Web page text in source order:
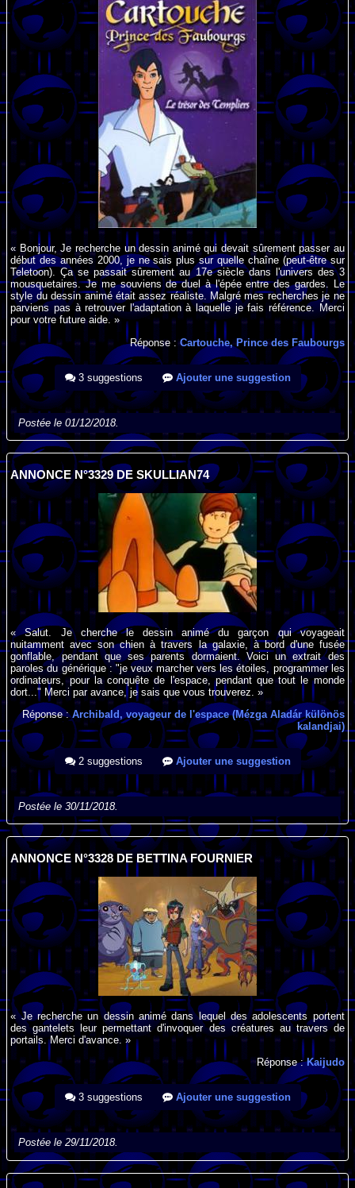
« Bonjour, Je recherche un dessin animé qui devait sûrement passer au
début des années 2000, je ne sais plus sur quelle chaîne (peut-être sur
Teletoon). Ça se passait sûrement au 17e siècle dans l'univers des 3
mousquetaires. Je me souviens de duel à l'épée entre des gardes. Le
style du dessin animé était assez réaliste. Malgré mes recherches je ne
parviens pas à retrouver l'adaptation à laquelle je fais référence. Merci
pour votre future aide. »
Réponse :Cartouche, Prince des Faubourgs
3 suggestions Ajouter une suggestion
Postée le 01/12/2018.
ANNONCE N°3329 DE SKULLIAN74
« Salut. Je cherche le dessin animé du garçon qui voyageait
nuitamment avec son chien à travers la galaxie, à bord d'une fusée
gonflable, pendant que ses parents dormaient. Voici un extrait des
paroles du générique : "je veux marcher vers les étoiles, programmer les
ordinateurs, pour la conquête de l'espace, pendant que tout le monde
dort..." Merci par avance, je sais que vous trouverez. »
Réponse :Archibald, voyageur de l'espace (Mézga Aladár különös
kalandjai)
2 suggestions Ajouter une suggestion
Postée le 30/11/2018.
ANNONCE N°3328 DE BETTINA FOURNIER
« Je recherche un dessin animé dans lequel des adolescents portent
des gantelets leur permettant d'invoquer des créatures au travers de
portails. Merci d'avance. »
Réponse :Kaijudo
3 suggestions Ajouter une suggestion
Postée le 29/11/2018.